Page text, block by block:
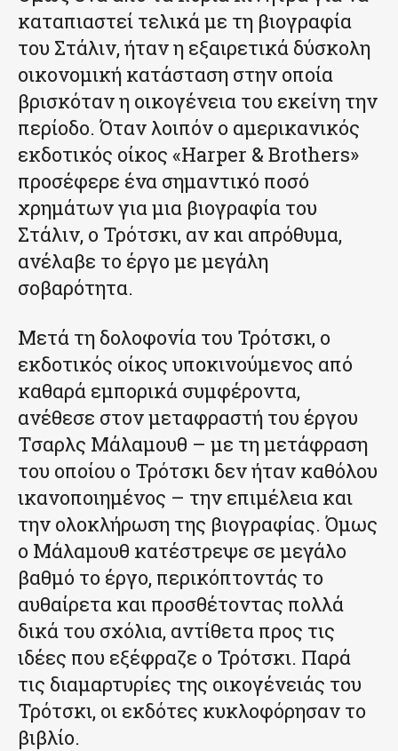
καταπιαστεί τελικά με τη βιογραφία
του Στάλιν, ήταν η εξαιρετικά δύσκολη
οικονομική κατάσταση στην οποία
βρισκόταν η οικογένεια του εκείνη την
περίοδο. Όταν λοιπόν ο αμερικανικός
εκδοτικός οίκος «Harper & Brothers»
προσέφερε ένα σημαντικό ποσό
χρημάτων για μια βιογραφία του
Στάλιν, ο Τρότσκι, αν και απρόθυμα,
ανέλαβε το έργο με μεγάλη
σοβαρότητα.
Μετά τη δολοφονία του Τρότσκι, ο
εκδοτικός οίκος υποκινούμενος από
καθαρά εμπορικά συμφέροντα,
ανέθεσε στον μεταφραστή του έργου
Τσαρλς Μάλαμουθ – με τη μετάφραση
του οποίου ο Τρότσκι δεν ήταν καθόλου
ικανοποιημένος – την επιμέλεια και
την ολοκλήρωση της βιογραφίας. Όμως
ο Μάλαμουθ κατέστρεψε σε μεγάλο
βαθμό το έργο, περικόπτοντάς το
αυθαίρετα και προσθέτοντας πολλά
δικά του σχόλια, αντίθετα προς τις
ιδέες που εξέφραζε ο Τρότσκι. Παρά
τις διαμαρτυρίες της οικογένειάς του
Τρότσκι, οι εκδότες κυκλοφόρησαν το
βιβλίο.